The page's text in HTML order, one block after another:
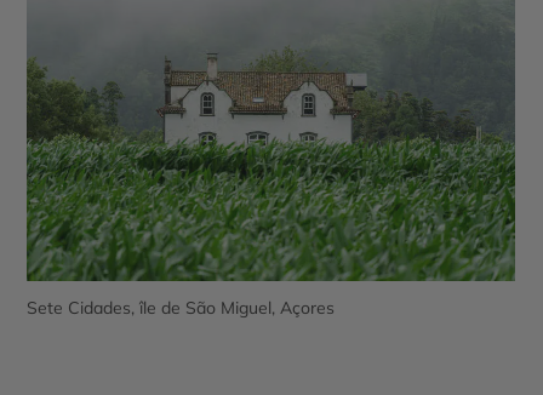
Sete Cidades, île de São Miguel, Açores